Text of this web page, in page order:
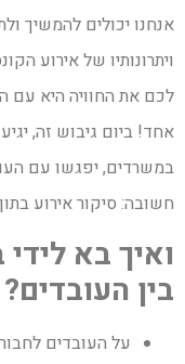
אנחנו יכולים להמשיך
ויתרונותיו של אירוע
לכם את החוויה היא עם
אחד! ביום גיבוש זה,
במשרדים, יפגשו עם
חשובה: סיקור אירוע בתוך 4 שעות
ואיך בא לידי
בין העובדים?
על העובדים